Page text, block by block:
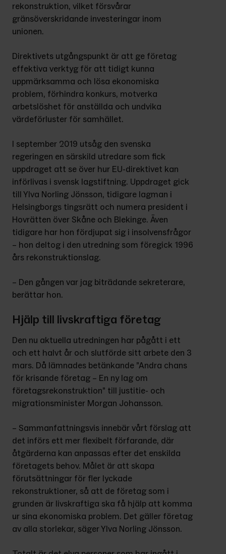
rekonstruktion, vilket försvårar
gränsöverskridande investeringar inom
unionen.
Direktivets utgångspunkt är att ge företag
effektiva verktyg för att tidigt kunna
uppmärksamma och lösa ekonomiska
problem, förhindra konkurs, motverka
arbetslöshet för anställda och undvika
värdeförluster för samhället.
I september 2019 utsåg den svenska
regeringen en särskild utredare som fick
uppdraget att se över hur EU-direktivet kan
införlivas i svensk lagstiftning. Uppdraget gick
till Ylva Norling Jönsson, tidigare lagman i
Helsingborgs tingsrätt och numera president i
Hovrätten över Skåne och Blekinge. Även
tidigare har hon fördjupat sig i insolvensfrågor
– hon deltog i den utredning som föregick 1996
års rekonstruktionslag.
– Den gången var jag biträdande sekreterare,
berättar hon.
Hjälp till livskraftiga företag
Den nu aktuella utredningen har pågått i ett
och ett halvt år och slutförde sitt arbete den 3
mars. Då lämnades betänkande ”Andra chans
för krisande företag – En ny lag om
företagsrekonstruktion” till justitie- och
migrationsminister Morgan Johansson.
– Sammanfattningsvis innebär vårt förslag att
det införs ett mer flexibelt förfarande, där
åtgärderna kan anpassas efter det enskilda
företagets behov. Målet är att skapa
förutsättningar för fler lyckade
rekonstruktioner, så att de företag som i
grunden är livskraftiga ska få hjälp att komma
ur sina ekonomiska problem. Det gäller företag
av alla storlekar, säger Ylva Norling Jönsson.